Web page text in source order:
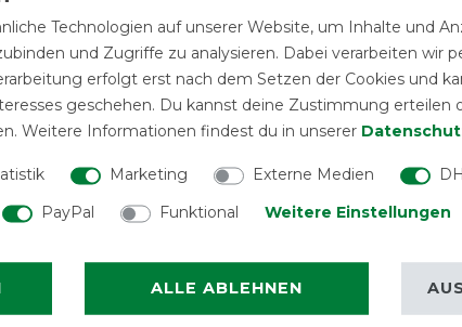
Technologien auf unserer Website, um Inhalte und
und Zugriffe zu analysieren. Dabei verarbeiten wir
erfolgt erst nach dem Setzen der Cookies und
geschehen. Du kannst deine Zustimmung erteilen
Weitere Informationen findest du in unserer
Marketing Externe Medien
PayPal
Funktional Weitere Einstellungen
ALLE ABLEHNEN